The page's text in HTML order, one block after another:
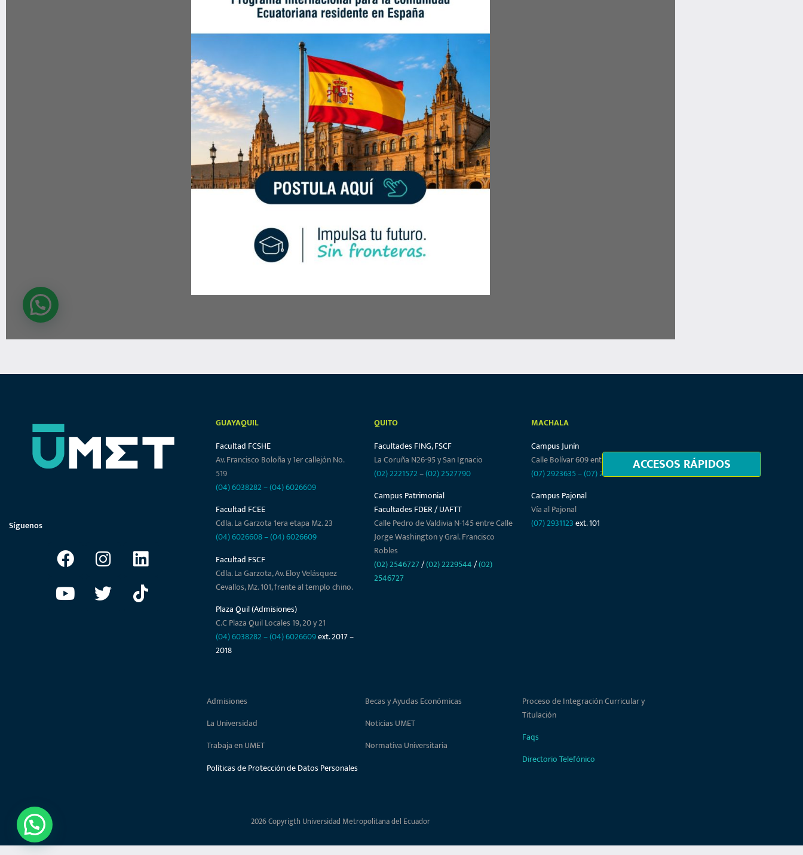
ACCESOS RÁPIDOS
Síguenos
GUAYAQUIL
Facultad FCSHE
Av. Francisco Boloña y 1er callejón No.
519
(04) 6038282–(04) 6026609
Facultad FCEE
Cdla. La Garzota 1era etapa Mz. 23
(04) 6026608–(04) 6026609
Facultad FSCF
Cdla. La Garzota, Av. Eloy Velásquez
Cevallos, Mz. 101, frente al templo chino.
Plaza Quil (Admisiones)
C.C Plaza Quil Locales 19, 20 y 21
(04) 6038282–(04) 6026609ext. 2017 –
2018
QUITO
Facultades FING, FSCF
La Coruña N26-95 y San Ignacio
(02) 2221572–(02) 2527790
Campus Patrimonial
Facultades FDER / UAFTT
Calle Pedro de Valdivia N-145 entre Calle
Jorge Washington y Gral. Francisco
Robles
(02) 2546727/(02) 2229544/(02)
2546727
MACHALA
Campus Junín
Calle Bolívar 609 entre Junín y Tarqui
(07) 2923635–(07) 2932864
Campus Pajonal
Vía al Pajonal
(07) 2931123ext. 101
Admisiones
La Universidad
Trabaja en UMET
Políticas de Protección de Datos Personales
Becas y Ayudas Económicas
Noticias UMET
Normativa Universitaria
Proceso de Integración Curricular y
Titulación
Faqs
Directorio Telefónico
2026 Copyrigth Universidad Metropolitana del Ecuador